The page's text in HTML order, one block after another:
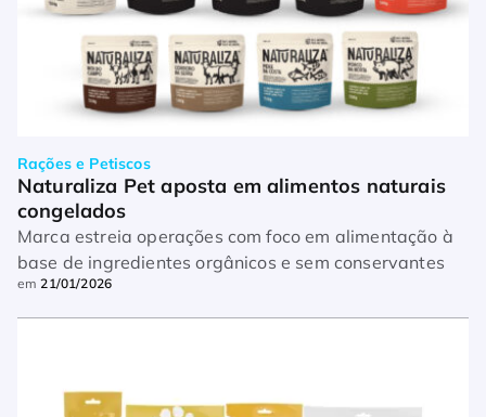
Rações e Petiscos
Naturaliza Pet aposta em alimentos naturais
congelados
Marca estreia operações com foco em alimentação à
base de ingredientes orgânicos e sem conservantes
em21/01/2026